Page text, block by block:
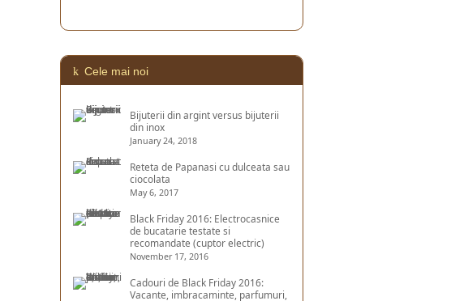
Cele mai noi
Bijuterii din argint versus bijuterii
din inox
January 24, 2018
Reteta de Papanasi cu dulceata sau
ciocolata
May 6, 2017
Black Friday 2016: Electrocasnice
de bucatarie testate si
recomandate (cuptor electric)
November 17, 2016
Cadouri de Black Friday 2016:
Vacante, imbracaminte, parfumuri,